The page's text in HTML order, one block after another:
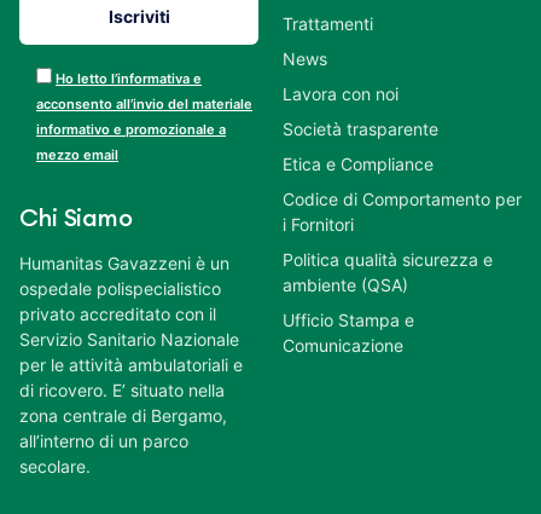
Ho letto l’informativa e
acconsento all’invio del materiale
informativo e promozionale a
mezzo email
Chi Siamo
Humanitas Gavazzeni è un
ospedale polispecialistico
privato accreditato con il
Servizio Sanitario Nazionale
per le attività ambulatoriali e
di ricovero. E’ situato nella
zona centrale di Bergamo,
all’interno di un parco
secolare.
Trattamenti
News
Lavora con noi
Società trasparente
Etica e Compliance
Codice di Comportamento per
i Fornitori
Politica qualità sicurezza e
ambiente (QSA)
Ufficio Stampa e
Comunicazione